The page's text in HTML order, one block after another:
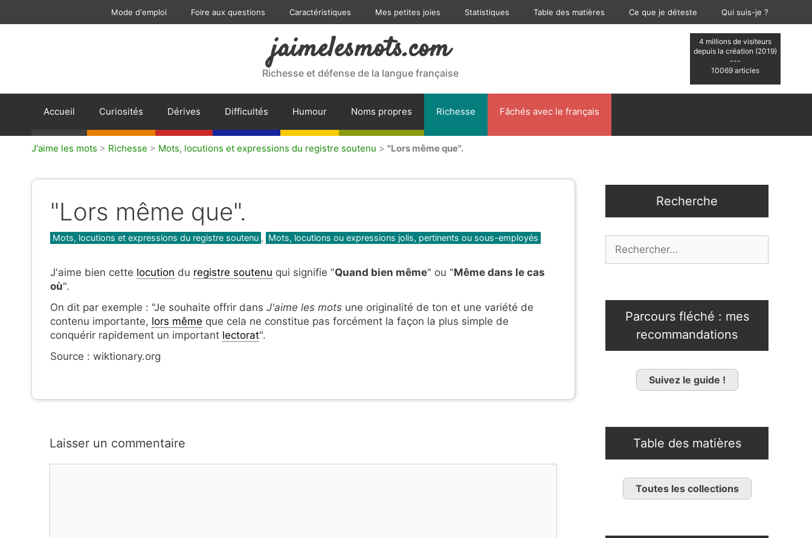
Mode d'emploi Foire aux questions Caractéristiques Mes petites joies Statistiques Table des matières Ce que je déteste Qui suis-je ?
4 millions de visiteurs
depuis la création (2019)
---
10069 articles
jaimelesmots.com
Richesse et défense de la langue française
Accueil Curiosités Dérives Difficultés Humour Noms propres Richesse Fâchés avec le français
J'aime les mots > Richesse > Mots, locutions et expressions du registre soutenu > "Lors même que".
"Lors même que".
Catégories
Mots, locutions et expressions du registre soutenu , Mots, locutions ou expressions jolis, pertinents ou sous-employés
J'aime bien cette locution du registre soutenu qui signifie "Quand bien même" ou "Même dans le cas
où".
On dit par exemple : "Je souhaite offrir dans J'aime les mots une originalité de ton et une variété de
contenu importante, lors même que cela ne constitue pas forcément la façon la plus simple de
conquérir rapidement un important lectorat".
Source : wiktionary.org
Laisser un commentaire
Recherche
Parcours fléché : mes
recommandations
Suivez le guide !
Table des matières
Toutes les collections